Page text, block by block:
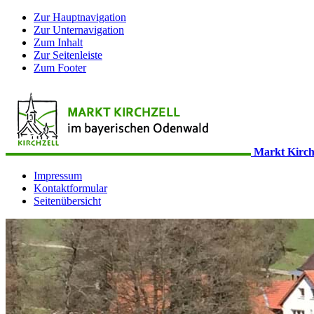
Zur Hauptnavigation
Zur Unternavigation
Zum Inhalt
Zur Seitenleiste
Zum Footer
Markt
Impressum
Kontaktformular
Seitenübersicht